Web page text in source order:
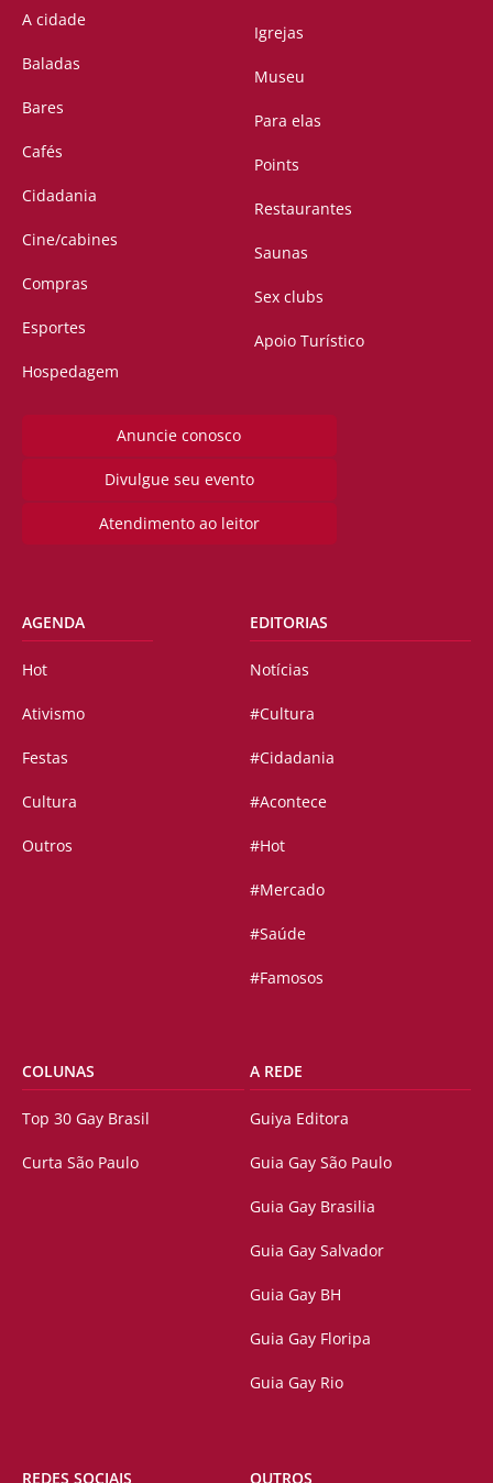
A cidade
Baladas
Bares
Cafés
Cidadania
Cine/cabines
Compras
Esportes
Hospedagem
Igrejas
Museu
Para elas
Points
Restaurantes
Saunas
Sex clubs
Apoio Turístico
Anuncie conosco
Divulgue seu evento
Atendimento ao leitor
AGENDA
Hot
Ativismo
Festas
Cultura
Outros
EDITORIAS
Notícias
#Cultura
#Cidadania
#Acontece
#Hot
#Mercado
#Saúde
#Famosos
COLUNAS
Top 30 Gay Brasil
Curta São Paulo
A REDE
Guiya Editora
Guia Gay São Paulo
Guia Gay Brasilia
Guia Gay Salvador
Guia Gay BH
Guia Gay Floripa
Guia Gay Rio
REDES SOCIAIS OUTROS